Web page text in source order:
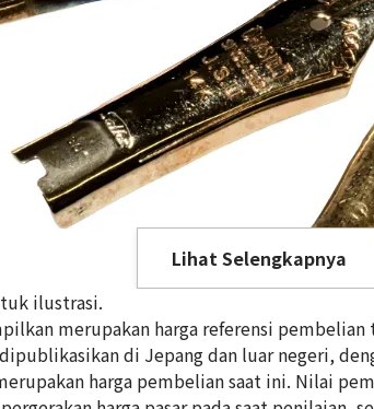
Lihat Selengkapnya
ilustrasi.
merupakan harga referensi
di Jepang dan luar negeri,
harga pembelian saat ini. Nilai